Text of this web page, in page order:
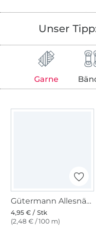
Unser
Garne
Gütermann Allesnäher (800) weiss
4,95 € / Stk
(2,48 € / 100 m)